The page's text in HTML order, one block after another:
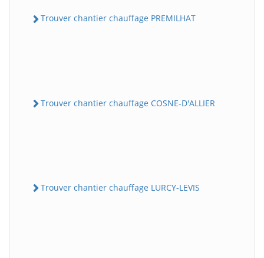
Trouver chantier chauffage PREMILHAT
Trouver chantier chauffage COSNE-D'ALLIER
Trouver chantier chauffage LURCY-LEVIS